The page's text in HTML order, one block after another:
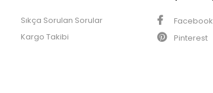
Sıkça Sorulan Sorular
Kargo Takibi
Facebook
Pinterest